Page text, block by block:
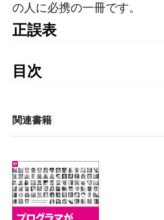
の人に必携の一冊です。
正誤表
います。お手持ちの書籍では、す
る場合がありますので、書籍最終
翻訳者による正誤表
目次
1章　コードを気にかける
コードへの正しい取り組み方と
第Ⅰ部　you.write(code)
2章　見かけのよい状態を維持する
コードの表現：レイアウトと名前
関連書籍